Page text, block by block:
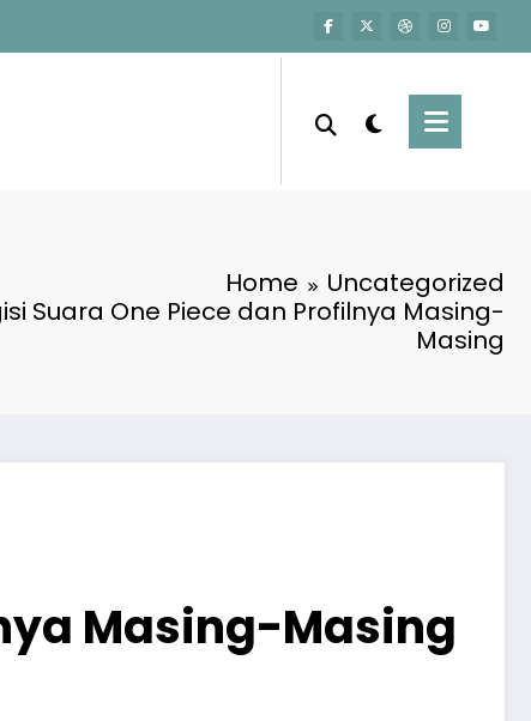
Home
Uncategorized
Suara One Piece dan Profilnya Masing-
Masing
Masing-Masing